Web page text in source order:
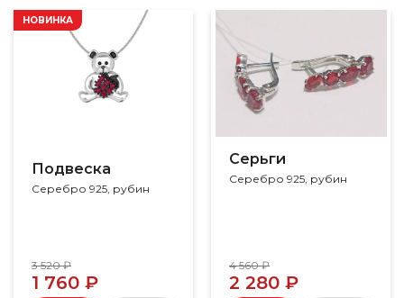
Подвеска
Серебро 925, рубин
НОВИНКА
3 520 ₽
1 760 ₽
Серьги
Серебро 925, рубин
4 560 ₽
2 280 ₽